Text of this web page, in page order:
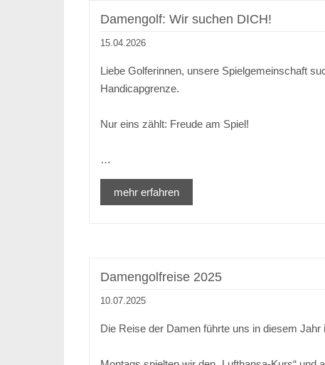
Damengolf: Wir suchen DICH!
15.04.2026
Liebe Golferinnen, unsere Spielgemeinschaft
Handicapgrenze.
Nur eins zählt: Freude am Spiel!
…
mehr erfahren
Damengolfreise 2025
10.07.2025
Die Reise der Damen führte uns in diesem